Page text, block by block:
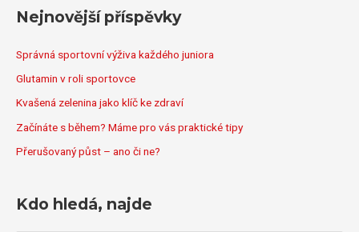
Nejnovější příspěvky
Správná sportovní výživa každého juniora
Glutamin v roli sportovce
Kvašená zelenina jako klíč ke zdraví
Začínáte s během? Máme pro vás praktické tipy
Přerušovaný půst – ano či ne?
Kdo hledá, najde